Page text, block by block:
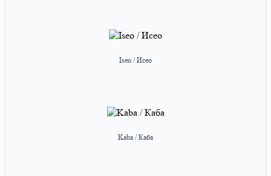
Iseo / Исео
Kaba / Каба